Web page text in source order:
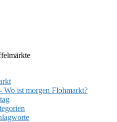
Wo ist morgen Flohmarkt?